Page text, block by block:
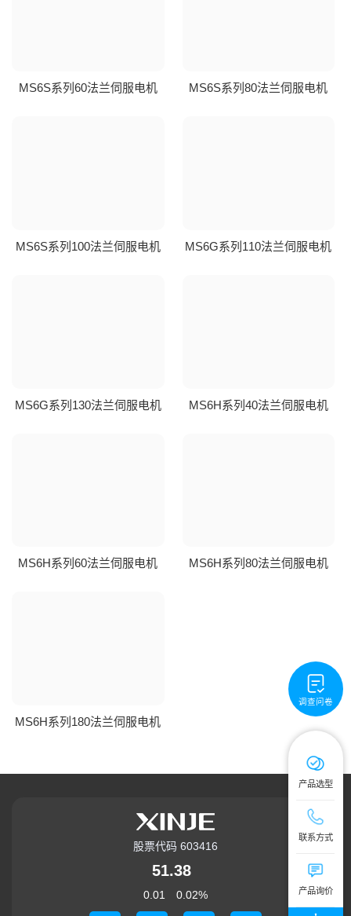
MS6S系列60法兰伺服电机 MS6S系列80法兰伺服电机
MS6S系列100法兰伺服电机 MS6G系列110法兰伺服电机
MS6G系列130法兰伺服电机 MS6H系列40法兰伺服电机
MS6H系列60法兰伺服电机 MS6H系列80法兰伺服电机
MS6H系列180法兰伺服电机
股票代码 603416
51.38
0.01 0.02%
调查问卷
产品选型
联系方式
技术服务热
产品询价
提交您的需